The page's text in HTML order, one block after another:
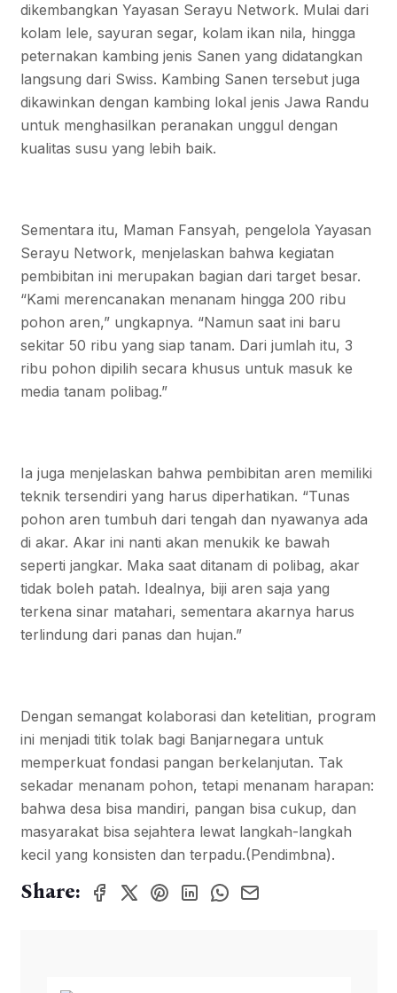
dikembangkan Yayasan Serayu Network. Mulai dari
kolam lele, sayuran segar, kolam ikan nila, hingga
peternakan kambing jenis Sanen yang didatangkan
langsung dari Swiss. Kambing Sanen tersebut juga
dikawinkan dengan kambing lokal jenis Jawa Randu
untuk menghasilkan peranakan unggul dengan
kualitas susu yang lebih baik.
Sementara itu, Maman Fansyah, pengelola Yayasan
Serayu Network, menjelaskan bahwa kegiatan
pembibitan ini merupakan bagian dari target besar.
“Kami merencanakan menanam hingga 200 ribu
pohon aren,” ungkapnya. “Namun saat ini baru
sekitar 50 ribu yang siap tanam. Dari jumlah itu, 3
ribu pohon dipilih secara khusus untuk masuk ke
media tanam polibag.”
Ia juga menjelaskan bahwa pembibitan aren memiliki
teknik tersendiri yang harus diperhatikan. “Tunas
pohon aren tumbuh dari tengah dan nyawanya ada
di akar. Akar ini nanti akan menukik ke bawah
seperti jangkar. Maka saat ditanam di polibag, akar
tidak boleh patah. Idealnya, biji aren saja yang
terkena sinar matahari, sementara akarnya harus
terlindung dari panas dan hujan.”
Dengan semangat kolaborasi dan ketelitian, program
ini menjadi titik tolak bagi Banjarnegara untuk
memperkuat fondasi pangan berkelanjutan. Tak
sekadar menanam pohon, tetapi menanam harapan:
bahwa desa bisa mandiri, pangan bisa cukup, dan
masyarakat bisa sejahtera lewat langkah-langkah
kecil yang konsisten dan terpadu.(Pendimbna).
Share: